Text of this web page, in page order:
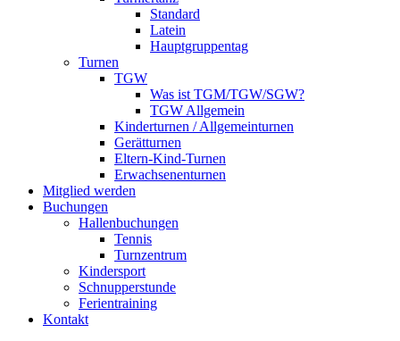
Standard
Latein
Hauptgruppentag
Turnen
TGW
Was ist TGM/TGW/SGW?
TGW Allgemein
Kinderturnen / Allgemeinturnen
Gerätturnen
Eltern-Kind-Turnen
Erwachsenenturnen
Mitglied werden
Buchungen
Hallenbuchungen
Tennis
Turnzentrum
Kindersport
Schnupperstunde
Ferientraining
Kontakt